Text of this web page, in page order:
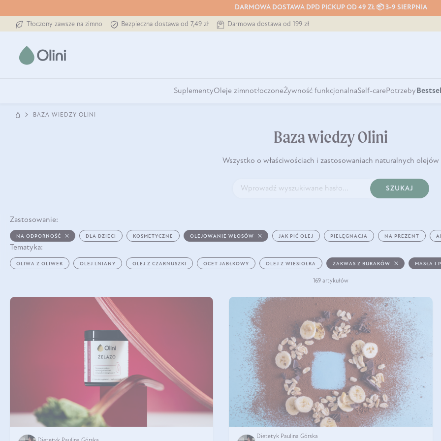
DARMOWA DOSTAWA DPD PICKUP OD 49 ZŁ 📦 3-9 SIERPNIA
Tłoczony zawsze na zimno Bezpieczna dostawa od 7,49 zł Darmowa dostawa od 199 zł
SuplementyOleje zimnotłoczoneŻywność funkcjonalnaSelf-carePotrzeby
BAZA WIEDZY OLINI
Baza wiedzy Olini
Wszystko o właściwościach i zastosowaniach naturalnych olejów
SZUKAJ
Zastosowanie:
NA ODPORNOŚĆ DLA DZIECI KOSMETYCZNE OLEJOWANIE WŁOSÓW JAK PIĆ OLEJ PIELĘGNACJA NA PREZENT
Tematyka:
OLIWA Z OLIWEK OLEJ LNIANY OLEJ Z CZARNUSZKI OCET JABŁKOWY OLEJ Z WIESIOŁKA ZAKWAS Z BURAKÓW MASŁA I
169 artykułów
Dietetyk Paulina Górska